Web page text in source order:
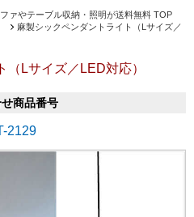
ァやテーブル収納・照明が送料無料 TOP
麻製シックペンダントライト（Lサイズ／
Lサイズ／LED対応）
商品番号
2129